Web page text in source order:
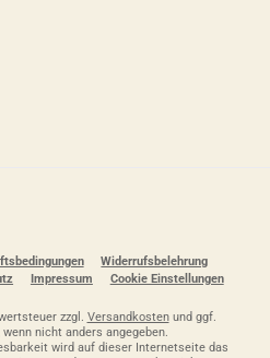
Widerrufsbelehrung
Impressum Cookie Einstellungen
zzgl. Versandkostenund ggf.
nicht anders angegeben.
wird auf dieser Internetseite das